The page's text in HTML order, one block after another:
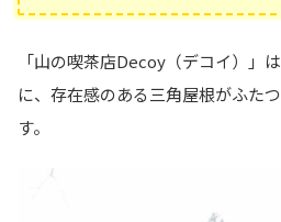
「山の喫茶店Decoy（デコイ）」
に、存在感のある三角屋根がふた
す。